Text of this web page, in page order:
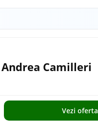
Camilleri
Vezi oferta